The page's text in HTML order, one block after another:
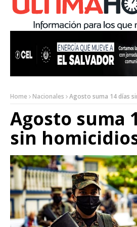
Home Nacionales Agosto suma 14 días
Agosto suma
sin